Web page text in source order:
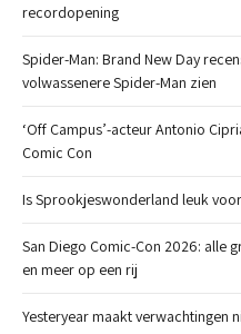
recordopening
Spider-Man: Brand New Day
volwassenere Spider-Man zien
‘Off Campus’-acteur Antonio
Comic Con
Is Sprookjeswonderland leuk
San Diego Comic-Con 2026: alle
en meer op een rij
Yesteryear maakt verwachtingen